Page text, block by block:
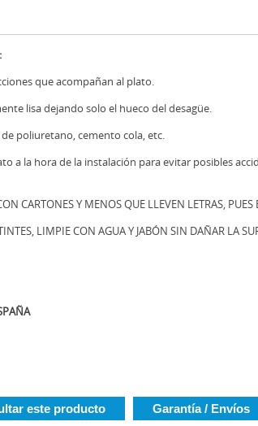
que acompañan al plato.
lisa dejando solo el hueco del desagüe.
poliuretano, cemento cola, etc.
a la hora de la instalación para evitar posibles
CARTONES Y MENOS QUE LLEVEN LETRAS,
LIMPIE CON AGUA Y JABÓN SIN DAÑAR LA
este producto Garantía / Envíos